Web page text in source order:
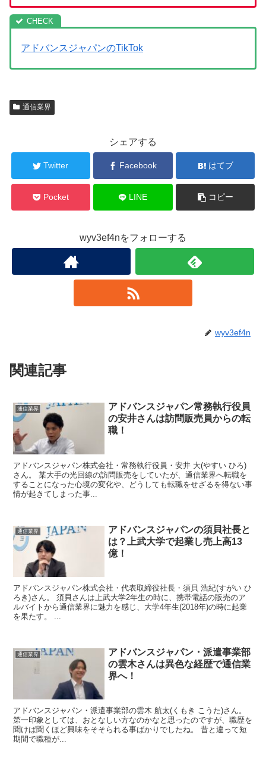
アドバンスジャパンのTikTok
通信業界
シェアする
Twitter Facebook はてブ
Pocket LINE コピー
wyv3ef4nをフォローする
wyv3ef4n
関連記事
通信業界
アドバンスジャパン常務執行役員
の安井さんは訪問販売員からの転
職！
アドバンスジャパン株式会社・常務執行役員・安井 大(やすい ひろ)
さん。 某大手の光回線の訪問販売をしていたが、通信業界へ転職を
することになった心境の変化や、どうしても転職をせざるを得ない事
情が起きてしまった事...
通信業界
アドバンスジャパンの須貝社長と
は？上武大学で起業し売上高13
億！
アドバンスジャパン株式会社・代表取締役社長・須貝 浩紀(すがい ひ
ろき)さん。 須貝さんは上武大学2年生の時に、携帯電話の販売のア
ルバイトから通信業界に魅力を感じ、大学4年生(2018年)の時に起業
を果たす。 ...
通信業界
アドバンスジャパン・派遣事業部
の雲木さんは異色な経歴で通信業
界へ！
アドバンスジャパン・派遣事業部の雲木 航太(くもき こうた)さん。
第一印象としては、おとなしい方なのかなと思ったのですが、職歴を
聞けば聞くほど興味をそそられる事ばかりでしたね。 昔と違って短
期間で職種が...